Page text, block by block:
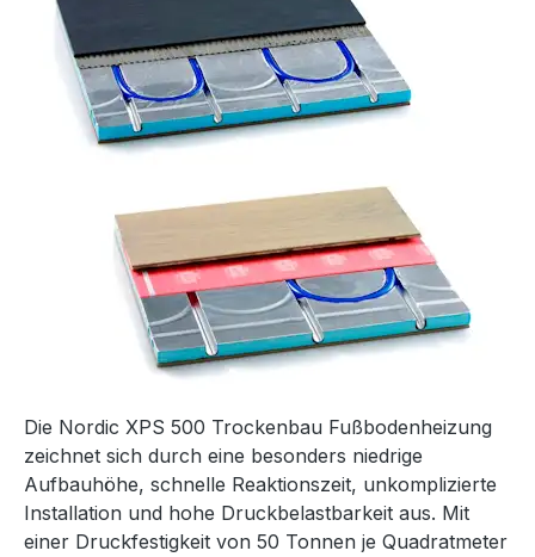
Die Nordic XPS 500 Trockenbau Fußbodenheizung
zeichnet sich durch eine besonders niedrige
Aufbauhöhe, schnelle Reaktionszeit, unkomplizierte
Installation und hohe Druckbelastbarkeit aus. Mit
einer Druckfestigkeit von 50 Tonnen je Quadratmeter